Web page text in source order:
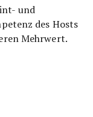
und
des Hosts
Mehrwert.